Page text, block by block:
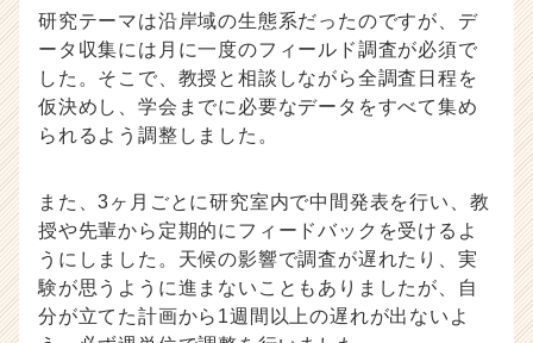
研究テーマは沿岸域の生態系だったのですが、デ
ータ収集には月に一度のフィールド調査が必須で
した。そこで、教授と相談しながら全調査日程を
仮決めし、学会までに必要なデータをすべて集め
られるよう調整しました。
また、3ヶ月ごとに研究室内で中間発表を行い、教
授や先輩から定期的にフィードバックを受けるよ
うにしました。天候の影響で調査が遅れたり、実
験が思うように進まないこともありましたが、自
分が立てた計画から1週間以上の遅れが出ないよ